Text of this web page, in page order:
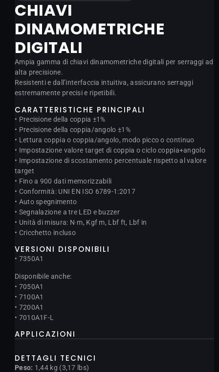
CHIAVI
DINAMOMETRICHE
DIGITALI
Ampia gamma di chiavi dinamometriche digitali per serraggi ad
alta precisione.
Resistenti e dall’interfaccia intuitiva, assicurano serraggi
estremamente precisi e ripetibili.
CARATTERISTICHE PRINCIPALI
• Precisione della coppia ±1%
• Precisione della coppia/angolo ±1%
• Lettura coppia o coppia/angolo, modo picco o continuo
• Impostazione valore target di coppia o ciclo coppia+angolo
• Impostazione di scostamento percentuale rispetto al valore
target
• Fino a 900 dati memorizzabili
• Conformità: UNI EN ISO 6789-1:2017
• Auto spegnimento
• Segnalazione a tre LED e buzzer
• Unità di misura: N·m, Kgf m, Lbf ft, Lbf in
• Cricchetto incluso
VERSIONI DISPONIBILI
• 7350A1
Disponibile anche:
• 7050A1
• 7100A1
• 7200A1
• 7010A1F-L
APPLICAZIONI
DETTAGLI TECNICI
Peso: 1,44 kg (3,17 lbs)